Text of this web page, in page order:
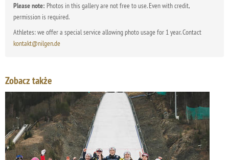
Please note: Photos in this gallery are not free to use. Even with credit,
permission is required.
Athletes: we offer a special service allowing photo usage for 1 year. Contact
kontakt@nilgen.de
Zobacz także